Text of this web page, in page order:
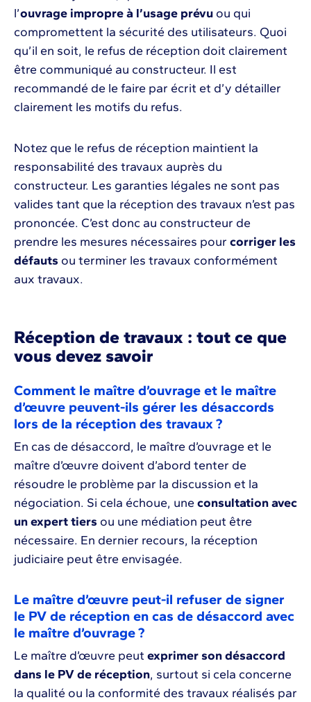
l’ouvrage impropre à l’usage prévu ou qui
compromettent la sécurité des utilisateurs. Quoi
qu’il en soit, le refus de réception doit clairement
être communiqué au constructeur. Il est
recommandé de le faire par écrit et d’y détailler
clairement les motifs du refus.
Notez que le refus de réception maintient la
responsabilité des travaux auprès du
constructeur. Les garanties légales ne sont pas
valides tant que la réception des travaux n’est pas
prononcée. C’est donc au constructeur de
prendre les mesures nécessaires pour corriger les
défauts ou terminer les travaux conformément
aux travaux.
Réception de travaux : tout ce que
vous devez savoir
Comment le maître d’ouvrage et le maître
d’œuvre peuvent-ils gérer les désaccords
lors de la réception des travaux ?
En cas de désaccord, le maître d’ouvrage et le
maître d’œuvre doivent d’abord tenter de
résoudre le problème par la discussion et la
négociation. Si cela échoue, une consultation avec
un expert tiers ou une médiation peut être
nécessaire. En dernier recours, la réception
judiciaire peut être envisagée.
Le maître d’œuvre peut-il refuser de signer
le PV de réception en cas de désaccord avec
le maître d’ouvrage ?
Le maître d’œuvre peut exprimer son désaccord
dans le PV de réception, surtout si cela concerne
la qualité ou la conformité des travaux réalisés par